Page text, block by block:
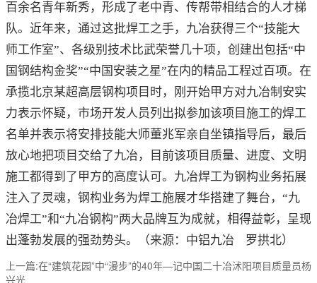
百余名青年新秀，形成了老中青、传帮带相结合的人才梯
队。近年来，通过这批焊工之手，九冶获得三个“技能大
师工作室”、各级别技术比武荣誉几十项，创建出包括“中
国钢结构金奖”“中国安装之星”在内的精品工程过百项。在
承揽北京某超高层钢构项目时，刚开始甲方对九冶制安实
力表示怀疑，市场开发人员列出拟参加该项目施工的焊工
名单并表示将安排技能大师董兆军亲自坐镇指导后，最后
放心地把项目交给了九冶，目前该项目质量、进度、文明
施工都得到了甲方的高度认可。九冶焊工为钢构业务拓展
注入了灵魂，钢构业务为焊工施展才华搭建了舞台，“九
冶焊工”和“九冶钢构”两大品牌互为成就，相得益彰，呈现
出蓬勃发展的强劲势头。（来源：中铝九冶 罗拱北）
上一篇:在“建筑花园”中“漫步”的40年—记中国二十冶沭阳项目质量员杨
兴光